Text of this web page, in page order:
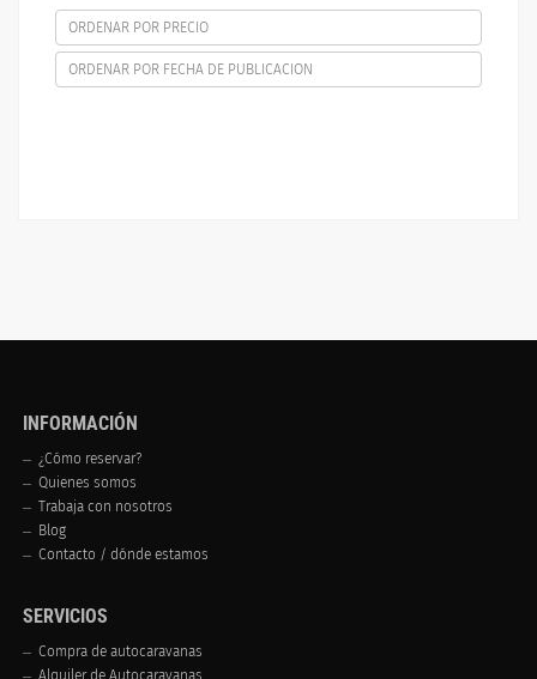
ORDENAR POR PRECIO
ORDENAR POR FECHA DE PUBLICACION
INFORMACIÓN
¿Cómo reservar?
Quienes somos
Trabaja con nosotros
Blog
Contacto / dónde estamos
SERVICIOS
Compra de autocaravanas